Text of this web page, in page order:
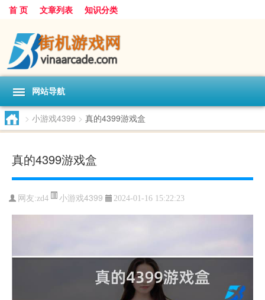
首 页 文章列表 知识分类
网站导航
> 小游戏4399 > 真的4399游戏盒
真的4399游戏盒
网友:zd4 小游戏4399 2024-01-16 15:22:23